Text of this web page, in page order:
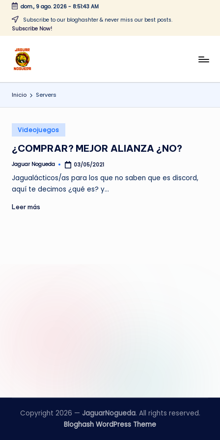
Saltar
dom., 9 ago. 2026- 8:51:43 AM
Subscribe to our bloghashter & never miss our best posts.
Subscribe Now!
J
a
g
a
r
N
o
g
u
CONTENIDO
Inicio Servers
Publicado
en
Videojuegos
¿COMPRAR? MEJOR ALIANZA ¿NO?
Publicado
Jaguar Nogueda 03/05/2021
Jagualácticos/as para los que no saben que es discord,
aquí te decimos ¿qué es? y…
Leer más
Copyright 2026 — JaguarNogueda. All rights reserved.
Bloghash WordPress Theme